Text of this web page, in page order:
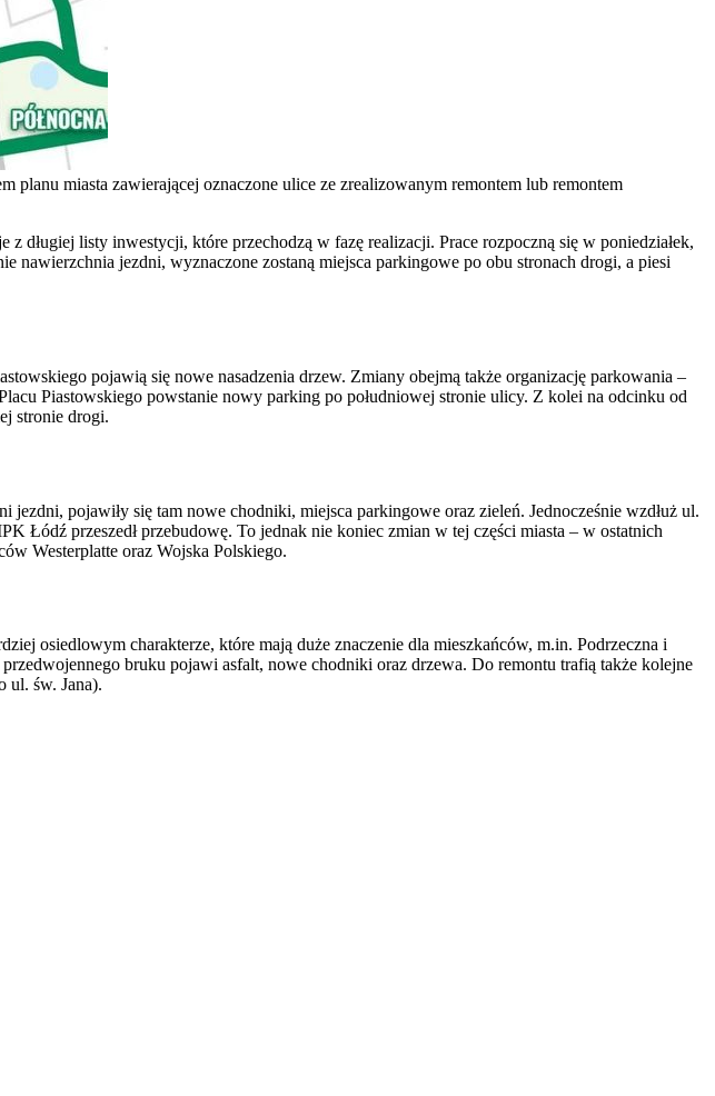
miasta zawierającej oznaczone ulice ze zrealizowanym remontem lub remontem
długiej listy inwestycji, które przechodzą w fazę realizacji. Prace rozpoczną się w poniedziałek,
jezdni, wyznaczone zostaną miejsca parkingowe po obu stronach drogi, a piesi
pojawią się nowe nasadzenia drzew. Zmiany obejmą także organizację parkowania –
Piastowskiego powstanie nowy parking po południowej stronie ulicy. Z kolei na odcinku od
stronie drogi.
pojawiły się tam nowe chodniki, miejsca parkingowe oraz zieleń. Jednocześnie wzdłuż ul.
Łódź przeszedł przebudowę. To jednak nie koniec zmian w tej części miasta – w ostatnich
Westerplatte oraz Wojska Polskiego.
osiedlowym charakterze, które mają duże znaczenie dla mieszkańców, m.in. Podrzeczna i
bruku pojawi asfalt, nowe chodniki oraz drzewa. Do remontu trafią także kolejne
ul. św. Jana).